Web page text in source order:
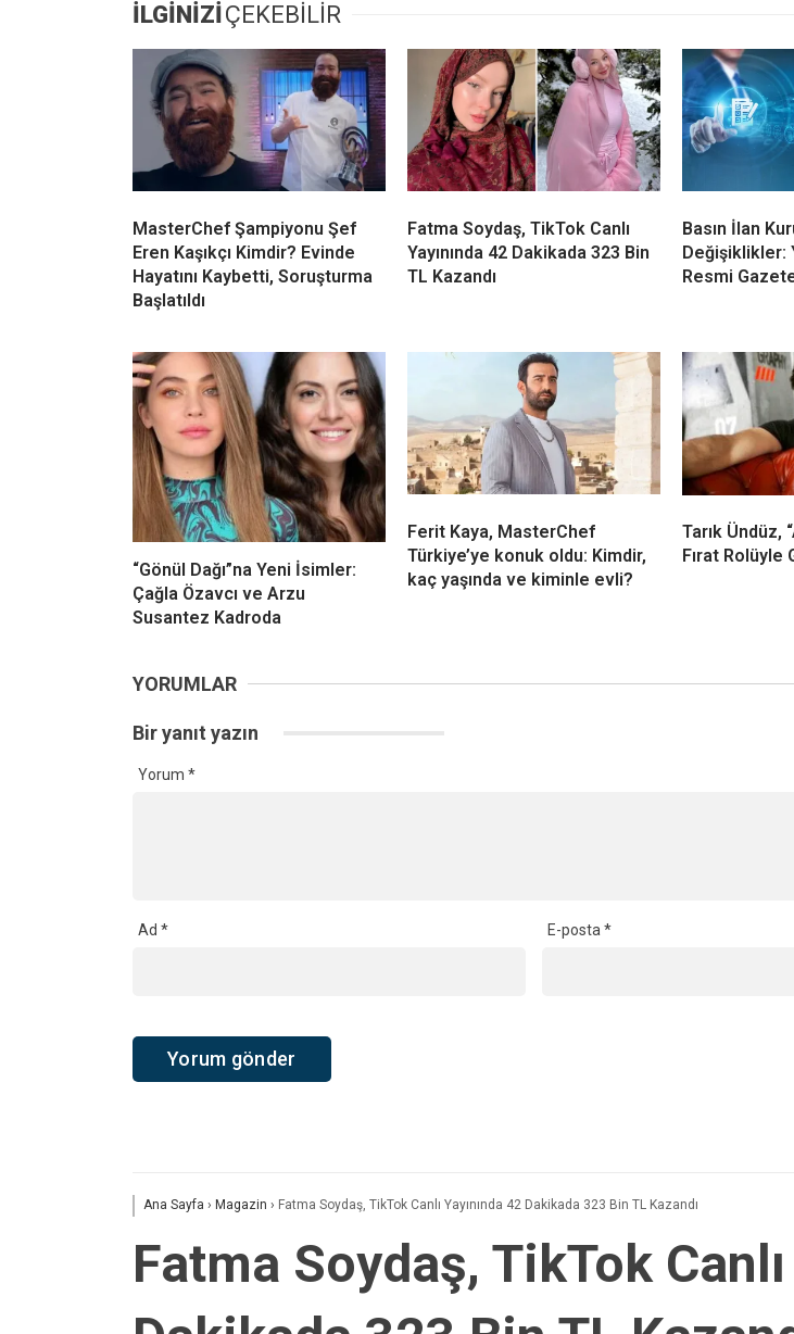
İLGİNİZİ ÇEKEBİLİR
MasterChef Şampiyonu Şef
Eren Kaşıkçı Kimdir? Evinde
Hayatını Kaybetti, Soruşturma
Başlatıldı
Fatma Soydaş, TikTok Canlı
Yayınında 42 Dakikada 323 Bin
TL Kazandı
Basın İlan
Değişiklikler:
Resmi
“Gönül Dağı”na Yeni İsimler:
Çağla Özavcı ve Arzu
Susantez Kadroda
Ferit Kaya, MasterChef
Türkiye’ye konuk oldu: Kimdir,
kaç yaşında ve kiminle evli?
Tarık Ündüz,
Fırat Rolüyle
YORUMLAR
Bir yanıt yazın
Yorum *
Ad * E-posta *
Ana Sayfa › Magazin › Fatma Soydaş, TikTok Canlı Yayınında 42 Dakikada 323 Bin TL Kazandı
Fatma Soydaş, TikTok Canlı